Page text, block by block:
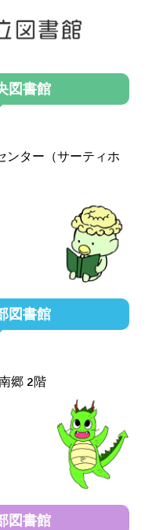
図書館
ンター（サーティホ
図書館
郷 2階
図書館